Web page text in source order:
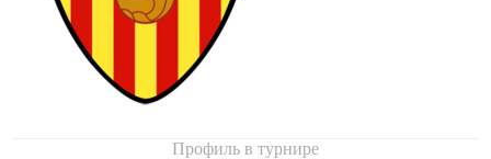
Профиль в турнире